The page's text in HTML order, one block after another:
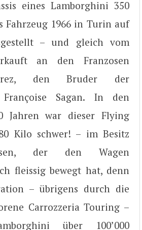
eines Lamborghini 350
Fahrzeug 1966 in Turin auf
– und gleich vom
an den Franzosen
den Bruder der
Sagan. In den
Jahren war dieser Flying
Kilo schwer! – im Besitz
der den Wagen
fleissig bewegt hat, denn
– übrigens durch die
Carrozzeria Touring –
über 100’000